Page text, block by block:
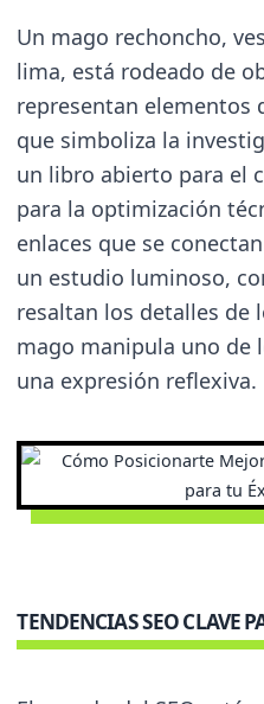
Un mago rechoncho,
lima, está rodeado de
representan elementos
que simboliza la
un libro abierto para el
para la optimización
enlaces que se
un estudio luminoso,
resaltan los detalles de
mago manipula uno de
una expresión reflexiva.
TENDENCIAS SEO CLAVE